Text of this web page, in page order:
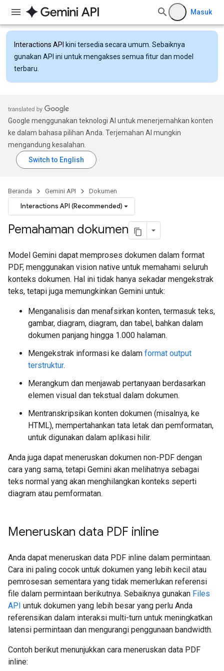
Masuk
Interactions API kini tersedia secara umum. Sebaiknya
gunakan API ini untuk mengakses semua fitur dan model
terbaru.
Google menggunakan teknologi AI untuk menerjemahkan konten
ke dalam bahasa pilihan Anda. Terjemahan AI mungkin
mengandung kesalahan.
Beranda Gemini API Dokumen
Interactions API (Recommended)
Pemahaman dokumen
Model Gemini dapat memproses dokumen dalam format
PDF, menggunakan vision native untuk memahami seluruh
konteks dokumen. Hal ini tidak hanya sekadar mengekstrak
teks, tetapi juga memungkinkan Gemini untuk:
Menganalisis dan menafsirkan konten, termasuk teks,
gambar, diagram, diagram, dan tabel, bahkan dalam
dokumen panjang hingga 1.000 halaman.
Mengekstrak informasi ke dalam format output
terstruktur.
Merangkum dan menjawab pertanyaan berdasarkan
elemen visual dan tekstual dalam dokumen.
Mentranskripsikan konten dokumen (misalnya, ke
HTML), mempertahankan tata letak dan pemformatan,
untuk digunakan dalam aplikasi hilir.
Anda juga dapat meneruskan dokumen non-PDF dengan
cara yang sama, tetapi Gemini akan melihatnya sebagai
teks normal yang akan menghilangkan konteks seperti
diagram atau pemformatan.
Meneruskan data PDF inline
Anda dapat meneruskan data PDF inline dalam permintaan.
Cara ini paling cocok untuk dokumen yang lebih kecil atau
pemrosesan sementara yang tidak memerlukan referensi
file dalam permintaan berikutnya. Sebaiknya gunakan Files
API untuk dokumen yang lebih besar yang perlu Anda
referensikan dalam interaksi multi-turn untuk meningkatkan
latensi permintaan dan mengurangi penggunaan bandwidth.
Contoh berikut menunjukkan cara meneruskan data PDF
inline: